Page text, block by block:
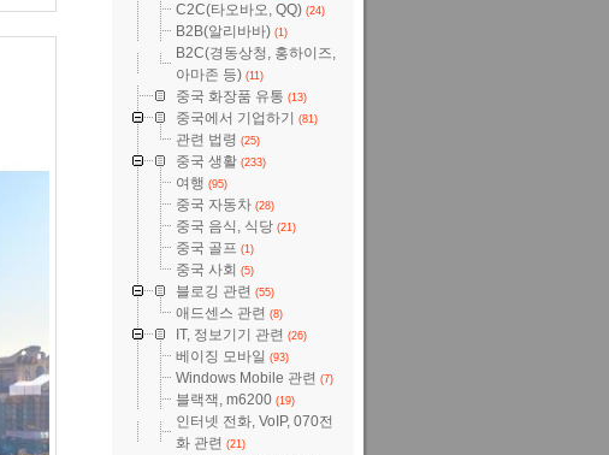
C2C(타오바오, QQ) (24)
B2B(알리바바) (1)
B2C(경동상청, 홍하이즈,
아마존 등) (11)
중국 화장품 유통 (13)
중국에서 기업하기 (81)
관련 법령 (25)
중국 생활 (233)
여행 (95)
중국 자동차 (28)
중국 음식, 식당 (21)
중국 골프 (1)
중국 사회 (5)
블로깅 관련 (55)
애드센스 관련 (8)
IT, 정보기기 관련 (26)
베이징 모바일 (93)
Windows Mobile 관련 (7)
블랙잭, m6200 (19)
인터넷 전화, VoIP, 070전
화 관련 (21)